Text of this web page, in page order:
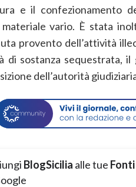
e il confezionamento
vario. È stata
provento dell’attività
di sostanza sequestrata,
dell’autorità
BlogSicilia alle tue